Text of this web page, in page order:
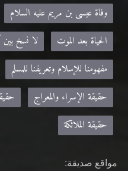
وفاة عيسى بن مريم عليه السلام
الحياة بعد الموت
لا نسخ بين
مفهومنا للإسلام وتعريفنا للمسلم
حقيقة الإسراء والمعراج
حقيقة الملائكة
مواقع صديقة: